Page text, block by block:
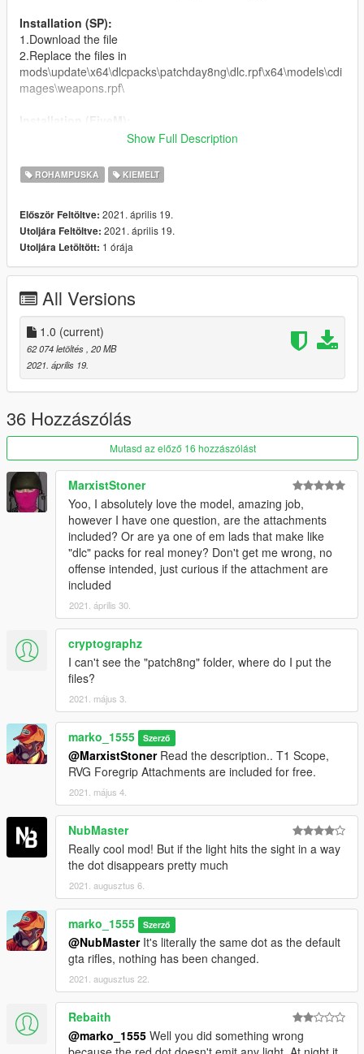
Installation (SP):
1.Download the file
2.Replace the files in
mods\update\x64\dlcpacks\patchday8ng\dlc.rpf\x64\models\cdi
mages\weapons.rpf\
3. Add the line start genericm4 in server.cfg
Show Full Description
ROHAMPUSKA KIEMELT
Először Feltöltve: 2021. április 19.
Utoljára Feltöltve: 2021. április 19.
Utoljára Letöltött: 1 órája
All Versions
1.0 (current)
62 074 letöltés , 20 MB
2021. április 19.
36 Hozzászólás
Mutasd az előző 16 hozzászólást
MarxistStoner
Yoo, I absolutely love the model, amazing job,
however I have one question, are the attachments
included? Or are ya one of em lads that make like
"dlc" packs for real money? Don't get me wrong, no
offense intended, just curious if the attachment are
included
2021. április 30.
cryptographz
I can't see the "patch8ng" folder, where do I put the
files?
2021. május 3.
marko_1555 Szerző
@MarxistStonerRead the description.. T1 Scope,
RVG Foregrip Attachments are included for free.
2021. május 4.
NubMaster
Really cool mod! But if the light hits the sight in a way
the dot disappears pretty much
2021. augusztus 6.
marko_1555 Szerző
@NubMasterIt's literally the same dot as the default
gta rifles, nothing has been changed.
2021. augusztus 22.
Rebaith
@marko_1555 Well you did something wrong